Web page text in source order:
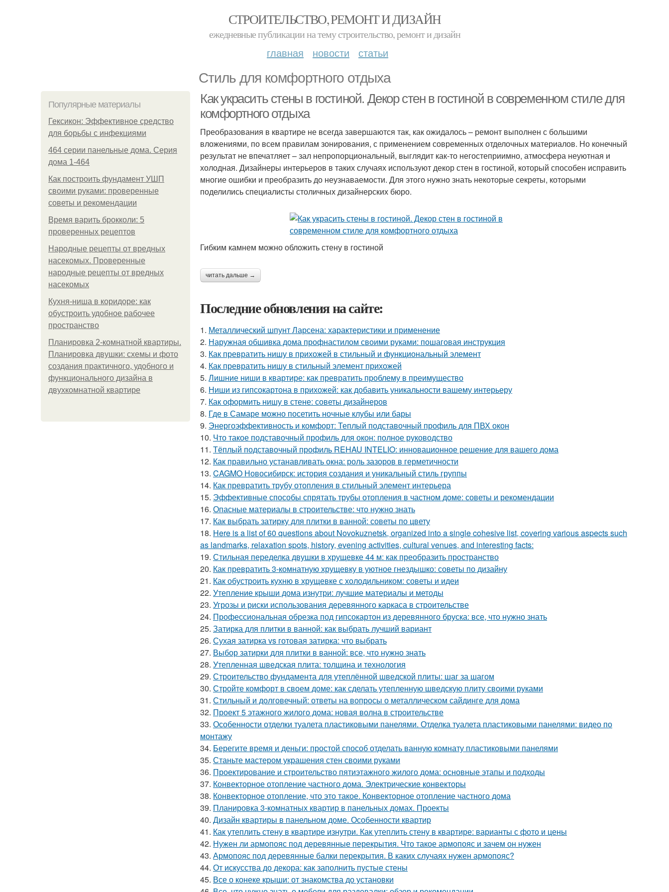
СТРОИТЕЛЬСТВО, РЕМОНТ И ДИЗАЙН
ежедневные публикации на тему строительство, ремонт и дизайн
главная новости статьи
Стиль для комфортного отдыха
Популярные материалы
Гексикон: Эффективное средство
для борьбы с инфекциями
464 серии панельные дома. Серия
дома 1-464
Как построить фундамент УШП
своими руками: проверенные
советы и рекомендации
Время варить брокколи: 5
проверенных рецептов
Народные рецепты от вредных
насекомых. Проверенные
народные рецепты от вредных
насекомых
Кухня-ниша в коридоре: как
обустроить удобное рабочее
пространство
Планировка 2-комнатной квартиры.
Планировка двушки: схемы и фото
создания практичного, удобного и
функционального дизайна в
двухкомнатной квартире
Как украсить стены в гостиной. Декор стен в гостиной в современном стиле для
комфортного отдыха
Преобразования в квартире не всегда завершаются так, как ожидалось – ремонт выполнен с большими
вложениями, по всем правилам зонирования, с применением современных отделочных материалов. Но конечный
результат не впечатляет – зал непропорциональный, выглядит как-то негостеприимно, атмосфера неуютная и
холодная. Дизайнеры интерьеров в таких случаях используют декор стен в гостиной, который способен исправить
многие ошибки и преобразить до неузнаваемости. Для этого нужно знать некоторые секреты, которыми
поделились специалисты столичных дизайнерских бюро.
Гибким камнем можно обложить стену в гостиной
читать дальше →
Последние обновления на сайте:
1. Металлический шпунт Ларсена: характеристики и применение
2. Наружная обшивка дома профнастилом своими руками: пошаговая инструкция
3. Как превратить нишу в прихожей в стильный и функциональный элемент
4. Как превратить нишу в стильный элемент прихожей
5. Лишние ниши в квартире: как превратить проблему в преимущество
6. Ниши из гипсокартона в прихожей: как добавить уникальности вашему интерьеру
7. Как оформить нишу в стене: советы дизайнеров
8. Где в Самаре можно посетить ночные клубы или бары
9. Энергоэффективность и комфорт: Теплый подставочный профиль для ПВХ окон
10. Что такое подставочный профиль для окон: полное руководство
11. Тёплый подставочный профиль REHAU INTELIO: инновационное решение для вашего дома
12. Как правильно устанавливать окна: роль зазоров в герметичности
13. CAGMO Новосибирск: история создания и уникальный стиль группы
14. Как превратить трубу отопления в стильный элемент интерьера
15. Эффективные способы спрятать трубы отопления в частном доме: советы и рекомендации
16. Опасные материалы в строительстве: что нужно знать
17. Как выбрать затирку для плитки в ванной: советы по цвету
18. Here is a list of 60 questions about Novokuznetsk, organized into a single cohesive list, covering various aspects such
as landmarks, relaxation spots, history, evening activities, cultural venues, and interesting facts:
19. Стильная переделка двушки в хрущевке 44 м: как преобразить пространство
20. Как превратить 3-комнатную хрущевку в уютное гнездышко: советы по дизайну
21. Как обустроить кухню в хрущевке с холодильником: советы и идеи
22. Утепление крыши дома изнутри: лучшие материалы и методы
23. Угрозы и риски использования деревянного каркаса в строительстве
24. Профессиональная обрезка под гипсокартон из деревянного бруска: все, что нужно знать
25. Затирка для плитки в ванной: как выбрать лучший вариант
26. Сухая затирка vs готовая затирка: что выбрать
27. Выбор затирки для плитки в ванной: все, что нужно знать
28. Утепленная шведская плита: толщина и технология
29. Строительство фундамента для утеплённой шведской плиты: шаг за шагом
30. Стройте комфорт в своем доме: как сделать утепленную шведскую плиту своими руками
31. Стильный и долговечный: ответы на вопросы о металлическом сайдинге для дома
32. Проект 5 этажного жилого дома: новая волна в строительстве
33. Особенности отделки туалета пластиковыми панелями. Отделка туалета пластиковыми панелями: видео по
монтажу
34. Берегите время и деньги: простой способ отделать ванную комнату пластиковыми панелями
35. Станьте мастером украшения стен своими руками
36. Проектирование и строительство пятиэтажного жилого дома: основные этапы и подходы
37. Конвекторное отопление частного дома. Электрические конвекторы
38. Конвекторное отопление, что это такое. Конвекторное отопление частного дома
39. Планировка 3-комнатных квартир в панельных домах. Проекты
40. Дизайн квартиры в панельном доме. Особенности квартир
41. Как утеплить стену в квартире изнутри. Как утеплить стену в квартире: варианты с фото и цены
42. Нужен ли армопояс под деревянные перекрытия. Что такое армопояс и зачем он нужен
43. Армопояс под деревянные балки перекрытия. В каких случаях нужен армопояс?
44. От искусства до декора: как заполнить пустые стены
45. Все о конеке крыши: от знакомства до установки